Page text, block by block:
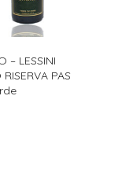
– LESSINI
PAS